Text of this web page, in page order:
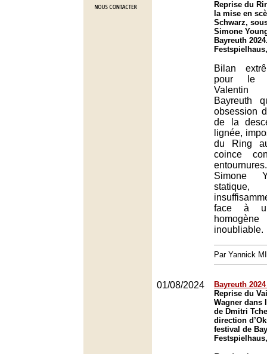
Reprise du
la mise en
Schwarz,
Simone
Bayreuth
Bilan
pour le
Bayreuth
obsession
de la
lignée,
du Ring
coince
Simone
face à
inoubliable.
Par Yannick
01/08/2024
Bayreuth
Reprise du
Wagner dans
de Dmitri
direction
festival de